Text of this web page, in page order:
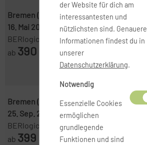
Bremen ( BRE )-Thessaloniki ( SKG )
16. Mai 2027
6. Juni 2027
BERlogic
ab 390
Bremen ( BRE )-Thessaloniki ( SKG )
25. Sep. 2026
2. Okt. 2026
BERlogic
ab 399
der Website für dich am
interessantesten und
nützlichsten sind. Genauere
Informationen findest du in
unserer
Datenschutzerklärung.
Notwendig
Essenzielle Cookies
ermöglichen
grundlegende
Funktionen und sind